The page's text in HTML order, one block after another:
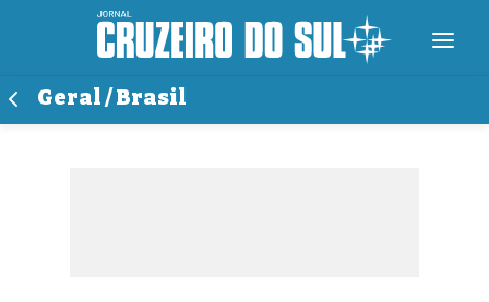
Geral / Brasil